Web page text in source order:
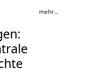
mehr...